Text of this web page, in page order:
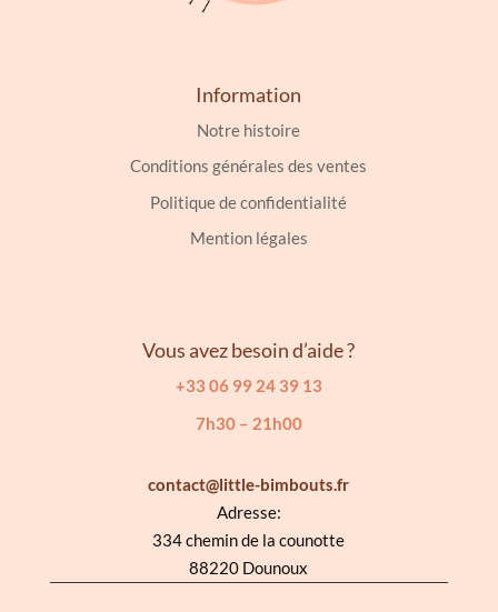
Information
Notre histoire
Conditions générales des ventes
Politique de confidentialité
Mention légales
Vous avez besoin d’aide ?
+33 06 99 24 39 13
7h30 – 21h00
contact@little-bimbouts.fr
Adresse:
334 chemin de la counotte
88220 Dounoux